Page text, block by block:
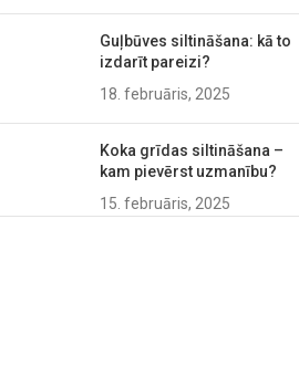
Guļbūves siltināšana: kā to
izdarīt pareizi?
18. februāris, 2025
Koka grīdas siltināšana –
kam pievērst uzmanību?
15. februāris, 2025